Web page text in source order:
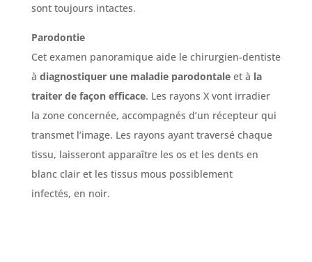
sont toujours intactes.
Parodontie
Cet examen panoramique aide le chirurgien-dentiste
à diagnostiquer une maladie parodontaleet à la
traiter de façon efficace. Les rayons X vont irradier
la zone concernée, accompagnés d’un récepteur qui
transmet l’image. Les rayons ayant traversé chaque
tissu, laisseront apparaître les os et les dents en
blanc clair et les tissus mous possiblement
infectés, en noir.